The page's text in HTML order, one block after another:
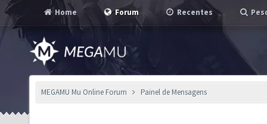
Home Forum Recentes
MEGAMU Mu Online Forum Painel de Mensagens